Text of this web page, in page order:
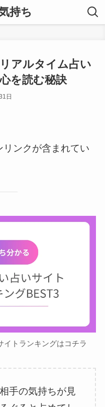
持ち
アルタイム占い
を読む秘訣
日
ンクが含まれてい
イトランキングはコチラ
手の気持ちが見